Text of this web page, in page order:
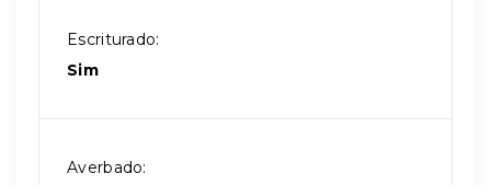
Escriturado:
Sim
Averbado: